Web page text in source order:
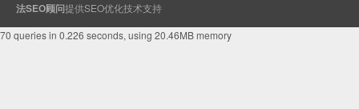
法SEO顾问提供SEO优化技术支持
70 queries in 0.226 seconds, using 20.46MB memory